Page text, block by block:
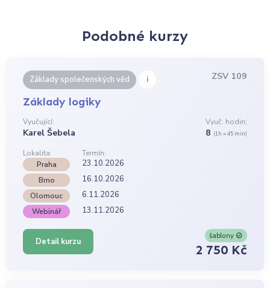
Podobné kurzy
Základy společenských věd i ZSV 109
Základy logiky
Vyučující:
Karel Šebela
Vyuč. hodin:
8 (1h = 45 min)
Lokalita:
Termín:
Praha
23.10.2026
Brno 16.10.2026
Olomouc 6.11.2026
Webinář 13.11.2026
Detail kurzu
šablony
2 750 Kč